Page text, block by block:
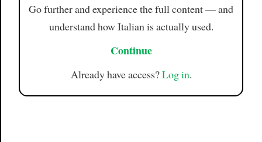
Go further and experience the full content — and
understand how Italian is actually used.
Continue
Already have access?Log in.